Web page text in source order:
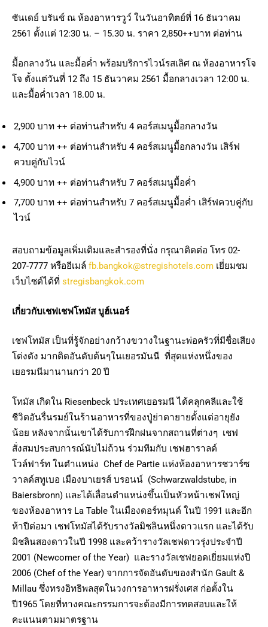
ซันเดย์ บรันช์ ณ ห้องอาหารวูว์ ในวันอาทิตย์ที่ 16 ธันวาคม
2561 ตั้งแต่ 12:30 น. – 15.30 น. ราคา 2,850++บาท ต่อท่าน
มื้อกลางวัน และมื้อค่ำ พร้อมบริการไวน์รสเลิศ ณ ห้องอาหารโจ
โจ ตั้งแต่วันที่ 12 ถึง 15 ธันวาคม 2561 มื้อกลางเวลา 12:00 น.
และมื้อค่ำเวลา 18.00 น.
2,900 บาท ++ ต่อท่านสำหรับ 4 คอร์สเมนูมื้อกลางวัน
4,700 บาท ++ ต่อท่านสำหรับ 4 คอร์สเมนูมื้อกลางวัน เสิร์ฟ
ควบคู่กับไวน์
4,900 บาท ++ ต่อท่านสำหรับ 7 คอร์สเมนูมื้อค่ำ
7,700 บาท ++ ต่อท่านสำหรับ 7 คอร์สเมนูมื้อค่ำ เสิร์ฟควบคู่กับ
ไวน์
สอบถามข้อมูลเพิ่มเติมและสำรองที่นั่ง กรุณาติดต่อ โทร 02-
207-7777 หรืออีเมล์ fb.bangkok@stregishotels.com เยี่ยมชม
เว็บไซต์ได้ที่ stregisbangkok.com
เกี่ยวกับเชฟเชฟโทมัส บูฮ์เนอร์
เชฟโทมัส เป็นที่รู้จักอย่างกว้างขวางในฐานะพ่อครัวที่มีชื่อเสียง
โด่งดัง มากติดอันดับต้นๆในเยอรมันนี ที่สุดแห่งหนึ่งของ
เยอรมนีมานานกว่า 20 ปี
โทมัส เกิดใน Riesenbeck ประเทศเยอรมนี ได้คลุกคลีและใช้
ชีวิตอันรื่นรมย์ในร้านอาหารที่ของปู่ย่าตายายตั้งแต่อายุยัง
น้อย หลังจากนั้นเขาได้รับการฝึกฝนจากสถานที่ต่างๆ เชฟ
สั่งสมประสบการณ์นับไม่ถ้วน ร่วมทีมกับ เชฟฮาราลด์
โวล์ฟาร์ท ในตำแหน่ง Chef de Partie แห่งห้องอาหารชวาร์ซ
วาลด์สทูเบอ เมืองบาเยรส์ บรอนน์ (Schwarzwaldstube, in
Baiersbronn) และได้เลื่อนตำแหน่งขึ้นเป็นหัวหน้าเชฟใหญ่
ของห้องอาหาร La Table ในเมืองดอร์ทมุนด์ ในปี 1991 และอีก
ห้าปีต่อมา เชฟโทมัสได้รับรางวัลมิชลินหนึ่งดาวแรก และได้รับ
มิชลินสองดาวในปี 1998 และคว้ารางวัลเชฟดาวรุ่งประจำปี
2001 (Newcomer of the Year) และรางวัลเชฟยอดเยี่ยมแห่งปี
2006 (Chef of the Year) จากการจัดอันดับของสำนัก Gault &
Millau ซึ่งทรงอิทธิพลสุดในวงการอาหารฝรั่งเศส ก่อตั้งใน
ปี1965 โดยที่ทางคณะกรรมการจะต้องมีการทดสอบและให้
คะแนนตามมาตรฐาน